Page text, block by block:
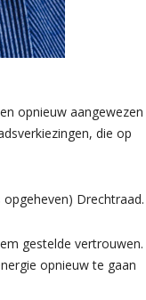
opnieuw aangewezen
die op
Drechtraad.
gestelde vertrouwen.
opnieuw te gaan